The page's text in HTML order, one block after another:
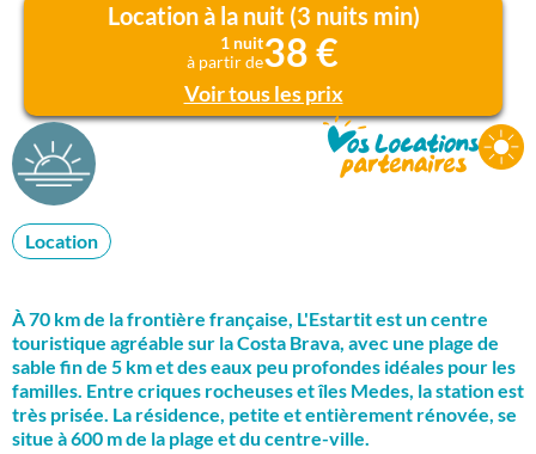
Location à la nuit (3 nuits min)
1 nuit
à partir de38 €
Voir tous les prix
Location
À 70 km de la frontière française, L'Estartit est un centre
touristique agréable sur la Costa Brava, avec une plage de
sable fin de 5 km et des eaux peu profondes idéales pour les
familles. Entre criques rocheuses et îles Medes, la station est
très prisée. La résidence, petite et entièrement rénovée, se
situe à 600 m de la plage et du centre-ville.